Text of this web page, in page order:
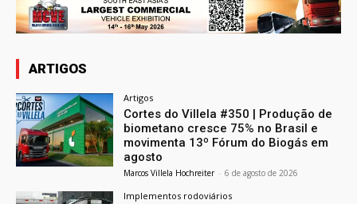
ARTIGOS
Artigos
Cortes do Villela #350 | Produção de
biometano cresce 75% no Brasil e
movimenta 13º Fórum do Biogás em
agosto
Marcos Villela Hochreiter - 6 de agosto de 2026
Implementos rodoviários